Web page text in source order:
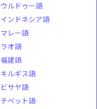
ウルドゥー語
インドネシア語
マレー語
ラオ語
福建語
キルギス語
ビサヤ語
チベット語